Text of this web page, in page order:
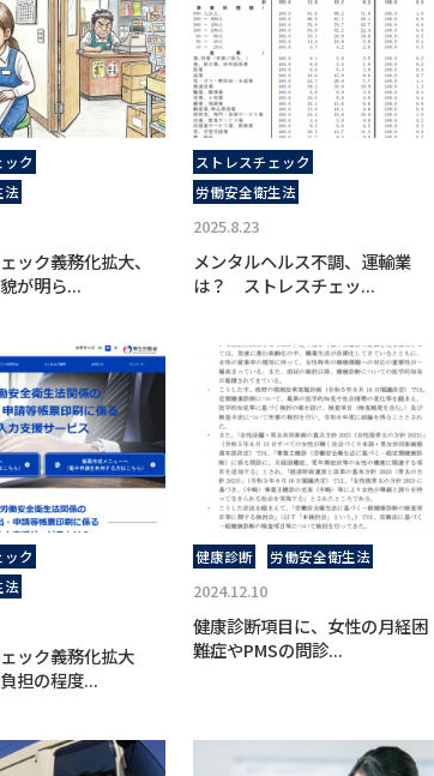
ック
法
ック義務化拡大、
が明ら...
ストレスチェック
労働安全衛生法
2025.8.23
メンタルヘルス不調、運輸業
は？ ストレスチェッ...
ック
法
ック義務化拡大
担の程度...
健康診断 労働安全衛生法
2024.12.10
健康診断項目に、女性の月経困
難症やPMSの問診...